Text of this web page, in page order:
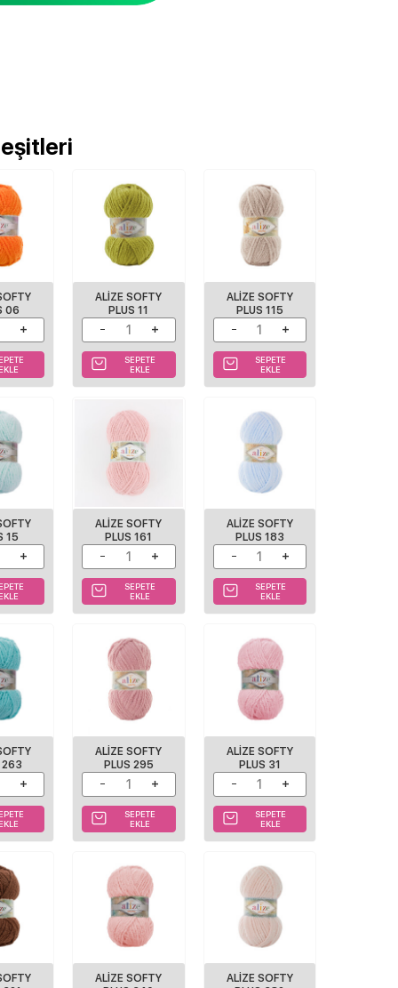
06
EKLE
ALIZE SOFTY
PLUS 11
SEPETE
EKLE
ALIZE SOFTY
PLUS 115
SEPETE
EKLE
15
EKLE
ALIZE SOFTY
PLUS 161
SEPETE
EKLE
ALIZE SOFTY
PLUS 183
SEPETE
EKLE
263
EKLE
ALIZE SOFTY
PLUS 295
SEPETE
EKLE
ALİZE SOFTY
PLUS 31
SEPETE
EKLE
ALİZE SOFTY
ALIZE SOFTY